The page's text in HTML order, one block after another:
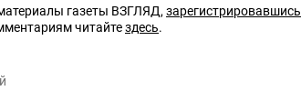
газеты ВЗГЛЯД,зарегистрировавшись
читайтездесь.